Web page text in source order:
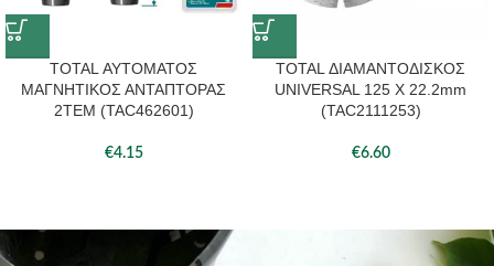
TOTAL ΑΥΤΟΜΑΤΟΣ
ΜΑΓΝΗΤΙΚΟΣ ΑΝΤΑΠΤΟΡΑΣ
2ΤΕΜ (TAC462601)
€4.15
TOTAL ΔΙΑΜΑΝΤΟΔΙΣΚΟΣ
UNIVERSAL 125 Χ 22.2mm
(TAC2111253)
€6.60